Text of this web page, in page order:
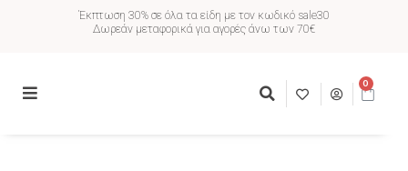
Έκπτωση 30% σε όλα τα είδη με τον κωδικό sale30
Δωρεάν μεταφορικά για αγορές άνω των 70€
0